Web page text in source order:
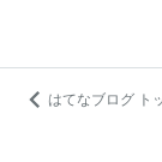
はてなブログ ト